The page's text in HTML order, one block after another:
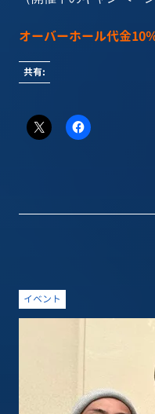
オーバーホール代金10
共有:
イベント